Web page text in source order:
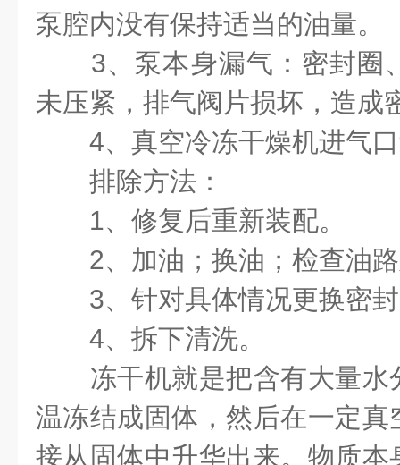
泵腔内没有保持适当的油量。
3、泵本身漏气：密封圈
未压紧，排气阀片损坏，造成
4、真空冷冻干燥机进气
排除方法：
1、修复后重新装配。
2、加油；换油；检查油
3、针对具体情况更换密
4、拆下清洗。
冻干机就是把含有大量水
温冻结成固体，然后在一定
接从固体中升华出来。物质